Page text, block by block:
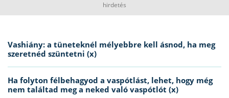
hirdetés
Vashiány: a tüneteknél mélyebbre kell ásnod, ha meg
szeretnéd szüntetni (x)
Ha folyton félbehagyod a vaspótlást, lehet, hogy még
nem találtad meg a neked való vaspótlót (x)